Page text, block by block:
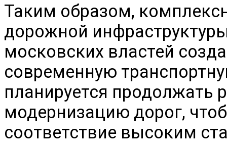
Таким образом,
дорожной
московских властей
современную
планируется продолжать
модернизацию дорог,
соответствие высоким